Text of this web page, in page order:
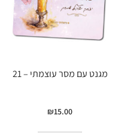
מגנט עם מסר עוצמתי – 21
₪15.00